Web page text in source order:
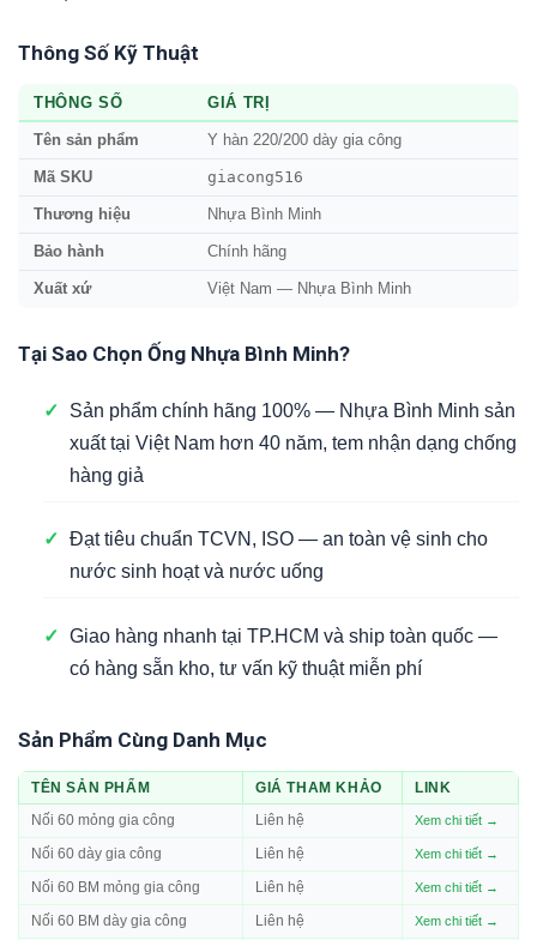
Thông Số Kỹ Thuật
THÔNG SỐ GIÁ TRỊ
Tên sản phẩm Y hàn 220/200 dày gia công
Mã SKU giacong516
Thương hiệu Nhựa Bình Minh
Bảo hành Chính hãng
Xuất xứ Việt Nam — Nhựa Bình Minh
Tại Sao Chọn Ống Nhựa Bình Minh?
✓
Sản phẩm chính hãng 100% — Nhựa Bình Minh sản
xuất tại Việt Nam hơn 40 năm, tem nhận dạng chống
hàng giả
✓ Đạt tiêu chuẩn TCVN, ISO — an toàn vệ sinh cho
nước sinh hoạt và nước uống
✓ Giao hàng nhanh tại TP.HCM và ship toàn quốc —
có hàng sẵn kho, tư vấn kỹ thuật miễn phí
Sản Phẩm Cùng Danh Mục
TÊN SẢN PHẨM GIÁ THAM KHẢO
LINK
Nối 60 mỏng gia công
Liên hệ Xem chi tiết →
Nối 60 dày gia công Liên hệ Xem chi tiết →
Nối 60 BM mỏng gia công Liên hệ Xem chi tiết →
Nối 60 BM dày gia công Liên hệ Xem chi tiết →